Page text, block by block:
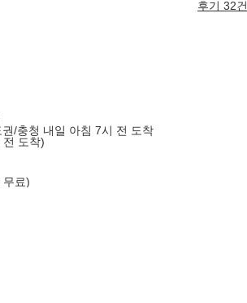
후기 32건
/충청 내일 아침 7시 전 도착
전 도착)
무료)